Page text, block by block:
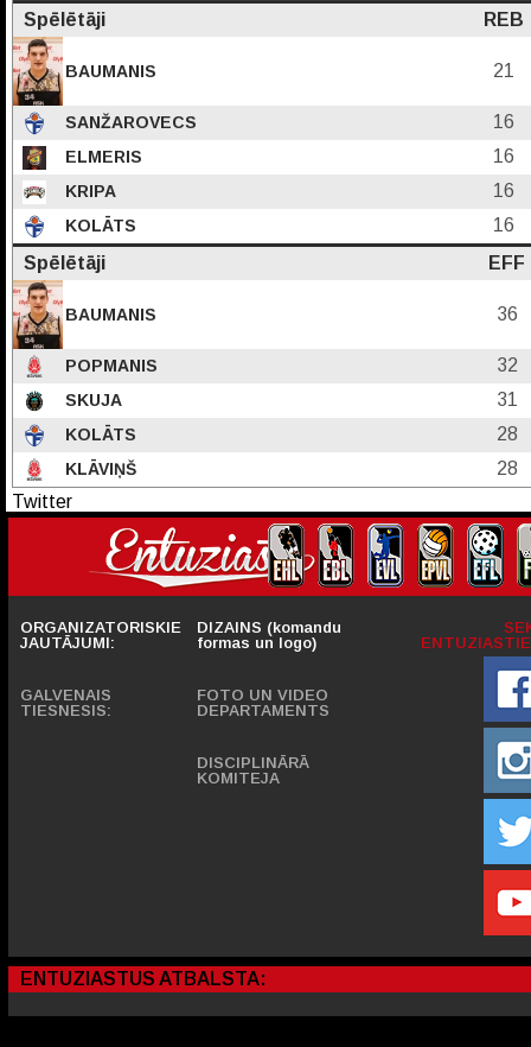
Spēlētāji
REB
BAUMANIS 21
SANŽAROVECS 16
ELMERIS 16
KRIPA 16
KOLĀTS
16
Spēlētāji
EFF
BAUMANIS 36
POPMANIS 32
SKUJA 31
KOLĀTS 28
KLĀVIŅŠ
28
Twitter
ORGANIZATORISKIE
JAUTĀJUMI:
GALVENAIS
TIESNESIS:
DIZAINS (komandu
formas un logo)
FOTO UN VIDEO
DEPARTAMENTS
DISCIPLINĀRĀ
KOMITEJA
ENTUZIASTUS ATBALSTA: